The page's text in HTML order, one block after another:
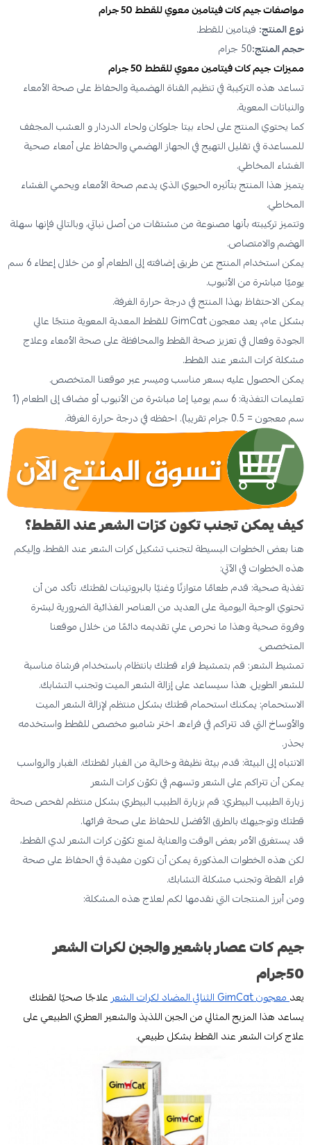
مواصفات جيم كات فيتامين معوي للقطط 50 جرام
نوع المنتج: فيتامين للقطط.
حجم المنتج:50 جرام
مميزاتجيم كات فيتامين معوي للقطط 50 جرام
تساعد هذه التركيبة في تنظيم القناة الهضمية والحفاظ على صحة الأمعاء
والنباتات المعوية.
كما يحتوي المنتج على لحاء بيتا جلوكان ولحاء الدردار و العشب المجفف
للمساعدة في تقليل التهيج في الجهاز الهضمي والحفاظ على أمعاء صحية
الغشاء المخاطي.
يتميز هذا المنتج بتأثيره الحيوي الذي يدعم صحة الأمعاء ويحمي الغشاء
المخاطي.
وتتميز تركيبته بأنها مصنوعة من مشتقات من أصل نباتي، وبالتالي فإنها سهلة
الهضم والامتصاص.
يمكن استخدام المنتج عن طريق إضافته إلى الطعام أو من خلال إعطاء 6 سم
يوميًا مباشرة من الأنبوب.
يمكن الاحتفاظ بهذا المنتج في درجة حرارة الغرفة.
بشكل عام، يعد معجون GimCat للقطط المعدية المعوية منتجًا عالي
الجودة وفعال في تعزيز صحة القطط والمحافظة على صحة الأمعاء وعلاج
مشكلة كرات الشعر عند القطط.
يمكن الحصول عليه بسعر مناسب وميسر عبر موقعنا المتخصص.
تعليمات التغذية: 6 سم يوميا إما مباشرة من الأنبوب أو مضاف إلى الطعام (1
سم معجون = 0.5 جرام تقريبا). احفظه في درجة حرارة الغرفة.
كيف يمكن تجنب تكون كرّات الشعر عند القطط؟
هنا بعض الخطوات البسيطة لتجنب تشكيل كرات الشعر عند القطط، وإليكم
هذه الخطوات في الآتي:
تغذية صحية: قدم طعامًا متوازنًا وغنيًا بالبروتينات لقطتك. تأكد من أن
تحتوي الوجبة اليومية على العديد من العناصر الغذائية الضرورية لبشرة
وفروة صحية وهذا ما نحرص علي تقديمه دائمًا من خلال موقعنا
المتخصص.
تمشيط الشعر: قم بتمشيط فراء قطتك بانتظام باستخدام فرشاة مناسبة
للشعر الطويل. هذا سيساعد على إزالة الشعر الميت وتجنب التشابك.
الاستحمام: يمكنك استحمام قطتك بشكل منتظم لإزالة الشعر الميت
والأوساخ التي قد تتراكم في فراءه. اختر شامبو مخصص للقطط واستخدمه
بحذر.
الانتباه إلى البيئة: قدم بيئة نظيفة وخالية من الغبار لقطتك. الغبار والرواسب
يمكن أن تتراكم على الشعر وتسهم في تكوّن كرات الشعر
زيارة الطبيب البيطري: قم بزيارة الطبيب البيطري بشكل منتظم لفحص صحة
قطتك وتوجيهك بالطرق الأفضل للحفاظ على صحة فرائها.
قد يستغرق الأمر بعض الوقت والعناية لمنع تكوّن كرات الشعر لدي القطط،
لكن هذه الخطوات المذكورة يمكن أن تكون مفيدة في الحفاظ على صحة
فراء القطة وتجنب مشكلة التشابك.
ومن أبرز المنتجات التي نقدمها لكم لعلاج هذه المشكلة:
جيم كات عصار باشعير والجبن لكرات الشعر
50جرام
يعدمعجون GimCat الثنائي المضاد لكرات الشعر
علاجًا صحيًا لقطتك
يساعد هذا المزيج المثالي من الجبن اللذيذ والشعير العطري الطبيعي على
علاج كرات الشعر عند القطط بشكل طبيعي.